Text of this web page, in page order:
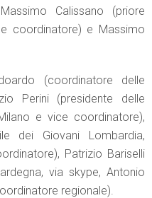
Calissano (priore
coordinatore) e Massimo
(coordinatore delle
Perini (presidente delle
e vice coordinatore),
dei Giovani Lombardia,
Patrizio Bariselli
via skype, Antonio
regionale).